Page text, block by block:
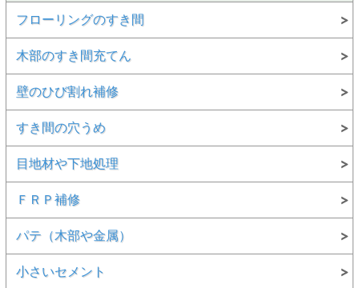
フローリングのすき間
木部のすき間充てん
壁のひび割れ補修
すき間の穴うめ
目地材や下地処理
ＦＲＰ補修
パテ（木部や金属）
小さいセメント